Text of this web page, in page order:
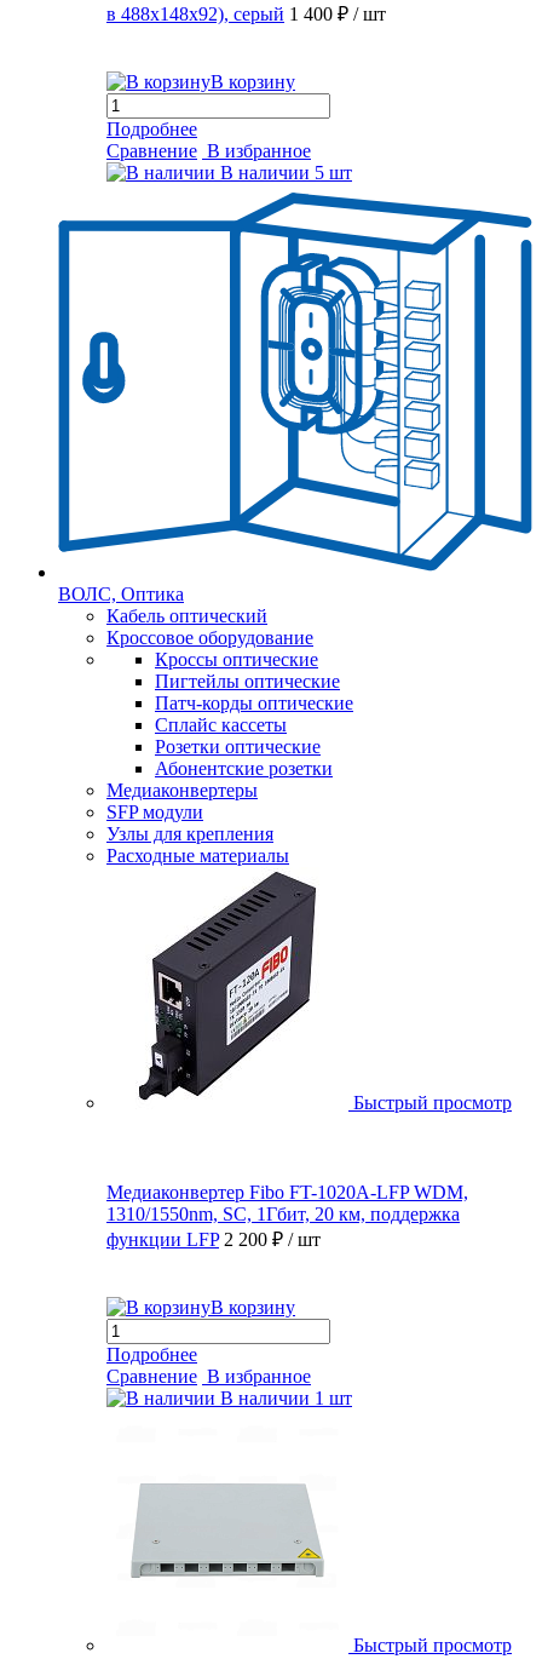
в 488х148х92), серый 1 400 ₽ / шт
В корзину
Подробнее
Сравнение В избранное
В наличии 5 шт
ВОЛС, Оптика
Кабель оптический
Кроссовое оборудование
Кроссы оптические
Пигтейлы оптические
Патч-корды оптические
Сплайс кассеты
Розетки оптические
Абонентские розетки
Медиаконвертеры
SFP модули
Узлы для крепления
Расходные материалы
Быстрый просмотр
Медиаконвертер Fibo FT-1020A-LFP WDM,
1310/1550nm, SC, 1Гбит, 20 км, поддержка
функции LFP 2 200 ₽ / шт
В корзину
Подробнее
Сравнение В избранное
В наличии 1 шт
Быстрый просмотр